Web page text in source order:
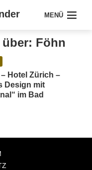
MENÜ
Föhn
Hotel Zürich –
Design mit
im Bad